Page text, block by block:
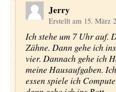
Jerry
Erstellt am 15. März
Ich stehe um 7 Uhr auf.
Zähne. Dann gehe ich
vier. Dannach gehe ich
meine Hausaufgaben.
essen spiele ich